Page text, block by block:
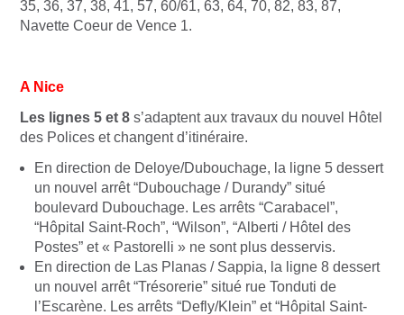
35, 36, 37, 38, 41, 57, 60/61, 63, 64, 70, 82, 83, 87,
Navette Coeur de Vence 1.
A Nice
Les lignes 5 et 8 s’adaptent aux travaux du nouvel Hôtel
des Polices et changent d’itinéraire.
En direction de Deloye/Dubouchage, la ligne 5 dessert
un nouvel arrêt “Dubouchage / Durandy” situé
boulevard Dubouchage. Les arrêts “Carabacel”,
“Hôpital Saint-Roch”, “Wilson”, “Alberti / Hôtel des
Postes” et « Pastorelli » ne sont plus desservis.
En direction de Las Planas / Sappia, la ligne 8 dessert
un nouvel arrêt “Trésorerie” situé rue Tonduti de
l’Escarène. Les arrêts “Defly/Klein” et “Hôpital Saint-